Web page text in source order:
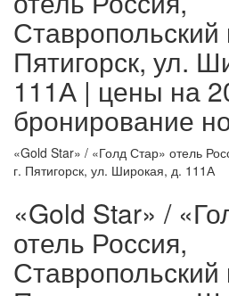
Ставропольский
Пятигорск, ул.
111А | цены на
бронирование
«Gold Star» / «Голд Стар» отель
г. Пятигорск, ул. Широкая, д. 111А
«Gold Star» /
отель Россия,
Ставропольский